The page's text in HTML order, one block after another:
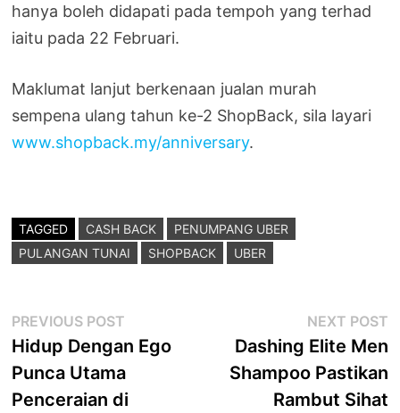
hanya boleh didapati pada tempoh yang terhad
iaitu pada 22 Februari.
Maklumat lanjut berkenaan jualan murah
sempena ulang tahun ke-2 ShopBack, sila layari
www.shopback.my/anniversary.
TAGGED CASH BACK
PENUMPANG UBER
PULANGAN TUNAI
SHOPBACK UBER
Post
navigation
PREVIOUS POST
post:
Hidup Dengan Ego
Punca Utama
Penceraian di
NEXT POST
Dashing Elite Men
Shampoo Pastikan
Rambut Sihat